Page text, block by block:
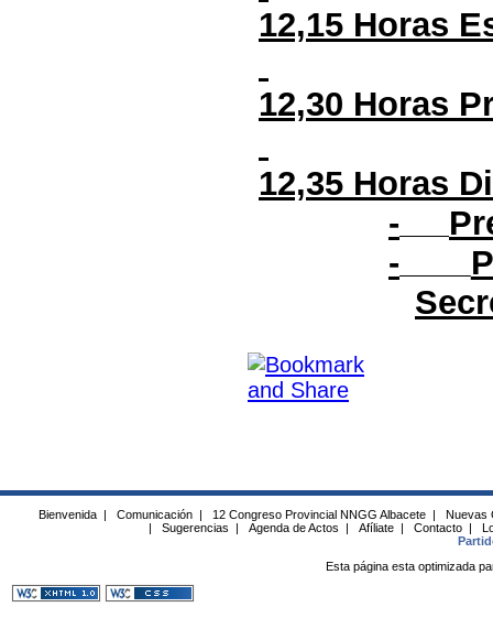
12,15 Horas
12,30 Horas
12,35 Horas
-
-
Bienvenida | Comunicación | 12 Congreso Provincial NNGG Albacete |
Nuevas
|
Sugerencias | Agenda de Actos | Afíliate | Contacto |
Esta página esta optimizada